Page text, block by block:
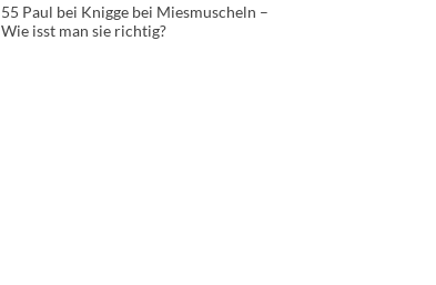
55 Paul bei Knigge bei Miesmuscheln –
Wie isst man sie richtig?